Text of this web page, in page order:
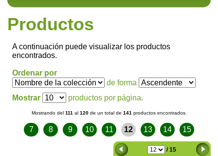
Productos
A continuación puede visualizar los productos
encontrados.
Ordenar por
de forma
Mostrar
productos por página.
Mostrando del 111 al 120de un total de 141 productos encontrados.
7 8 9 10 11 12 13 14 15
/ 15